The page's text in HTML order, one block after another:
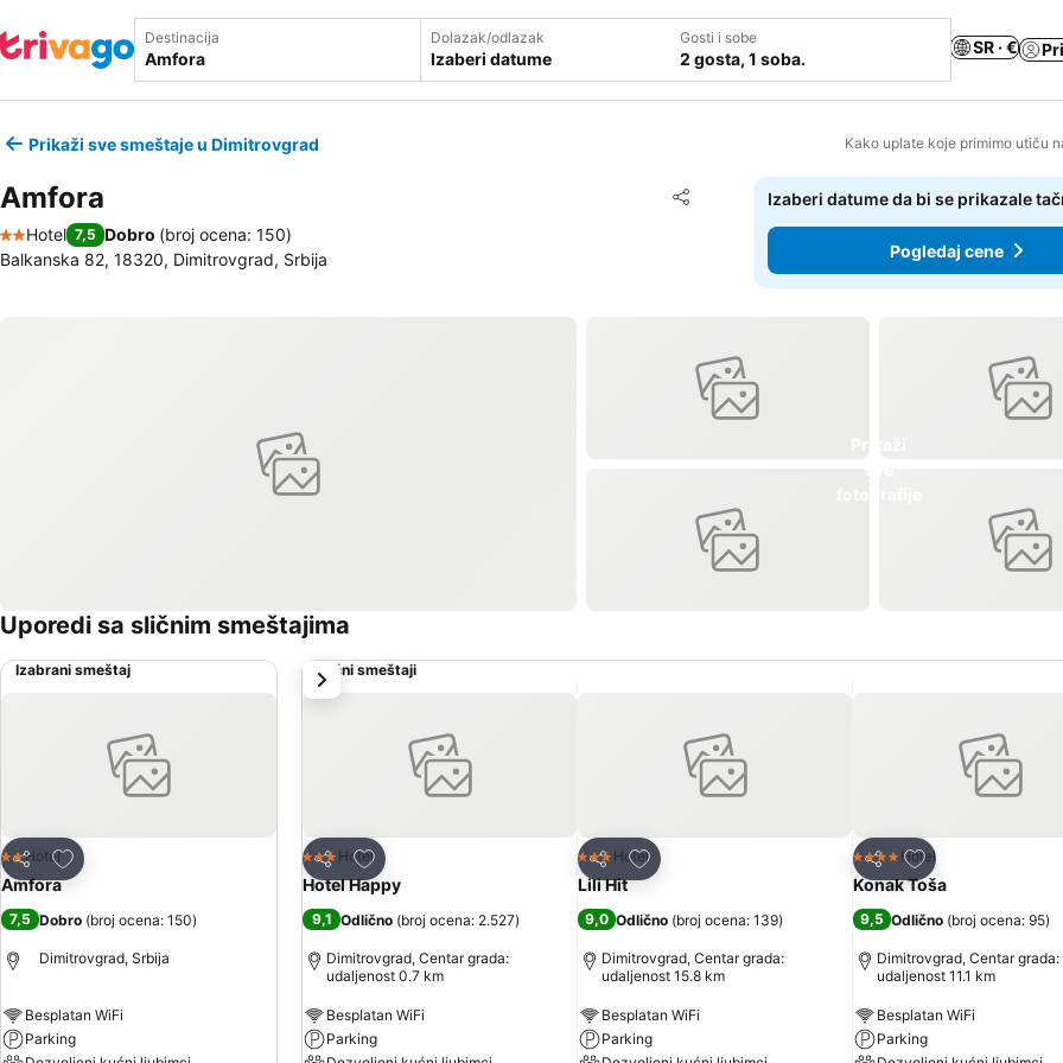
Destinacija Dolazak/odlazak
Izaberi datume
Gosti i sobe
2 gosta, 1 soba.
SR · €
Prikaži sve smeštaje u Dimitrovgrad Kako uplate koje primimo utiču
Amfora Deli
Dodati u favorite
2 Zvezdice
Hotel 7,5 Dobro (broj ocena: 150)
Balkanska 82, 18320, Dimitrovgrad, Srbija
Izaberi datume da bi se prikazale
Pogledaj cene
Uporedi sa sličnim smeštajima
Izabrani smeštaj
Deli
Dodati u favorite
2 Zvezdice
Hotel
Amfora
7,5 Dobro (broj ocena: 150)
Dimitrovgrad, Srbija
Besplatan WiFi
Parking
Slični smeštaji
Deli
Dodati u favorite
3 Zvezdice
Hotel
Hotel Happy
9,1 Odlično (broj ocena: 2.527)
Dimitrovgrad, Centar grada:
udaljenost 0.7 km
Besplatan WiFi
Parking
Deli
Dodati u favorite
3 Zvezdice
Hotel
Lili Hit
9,0 Odlično (broj ocena: 139)
Dimitrovgrad, Centar grada:
udaljenost 15.8 km
Besplatan WiFi
Parking
Deli
Dodati u favorite
4 Zvezdice
Hotel
Konak Toša
9,5 Odlično (broj ocena: 95)
Dimitrovgrad, Centar grada:
udaljenost 11.1 km
Besplatan WiFi
Parking
sledeće